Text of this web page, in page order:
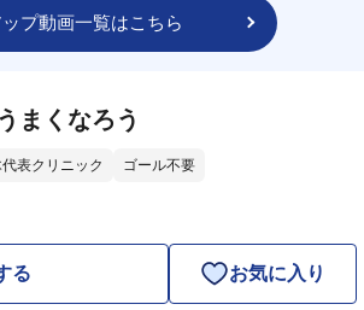
プ動画一覧はこちら
まくなろう
表クリニック ゴール不要
る お気に入り